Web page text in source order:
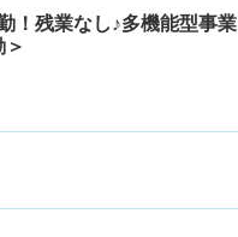
！残業なし♪多機能型事業